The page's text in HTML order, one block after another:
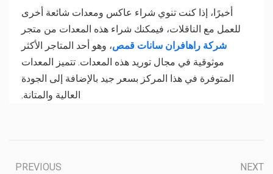
أخيرًا، إذا كنت تنوي شراء عاكس ومعدات شائعة أخرى
للعمل مع الناقلات، فيمكنك شراء هذه المعدات من متجر
شركة راهافران سانات قمص​، وهو أحد المتاجر الأكثر
موثوقية في مجال توريد هذه المعدات. تتميز المعدات
المتوفرة في هذا المركز بسعر جيد بالإضافة إلى الجودة
العالية والمتانة.
PREVIOUS NEXT